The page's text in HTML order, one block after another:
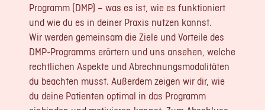
Impressum
Datenschutz
Programm (DMP) – was es ist, wie es funktioniert
und wie du es in deiner Praxis nutzen kannst.
Wir werden gemeinsam die Ziele und Vorteile des
DMP-Programms erörtern und uns ansehen, welche
rechtlichen Aspekte und Abrechnungsmodalitäten
du beachten musst. Außerdem zeigen wir dir, wie
du deine Patienten optimal in das Programm